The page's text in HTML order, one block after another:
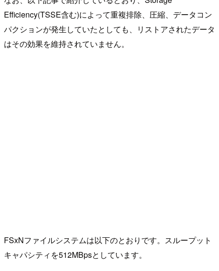
Efficiency(TSSE含む)によって重複排除、圧縮、データコン
パクションが発生していたとしても、リストアされたデータ
はその効果を維持されていません。
FSxNファイルシステムは以下のとおりです。スループット
キャパシティを512MBpsとしています。